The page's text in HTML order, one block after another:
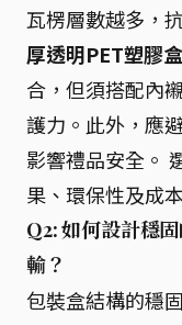
瓦楞層數越多，
厚透明PET塑膠盒
合，但須搭配內
護力。此外，應
影響禮品安全。
果、環保性及成
Q2: 如何設計穩
輸？
包裝盒結構的穩